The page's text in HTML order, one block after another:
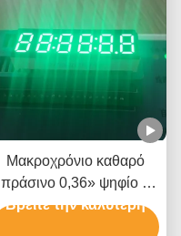
Μακροχρόνιο καθαρό
πράσινο 0,36» ψηφίο 6
επίδειξης ρολογιών
Βρείτε την καλύτερη